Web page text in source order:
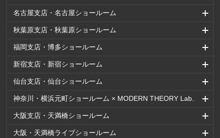
名古屋支店・名古屋ショールーム
秋葉原支店・秋葉原ショールーム
福岡支店・博多ショールーム
新宿支店・新宿ショールーム
仙台支店・仙台ショールーム
神奈川・横浜元町ショールーム × MODERN THEORY Lab.
大阪支店・天満橋ショールーム
大阪・天満橋ライブショールーム